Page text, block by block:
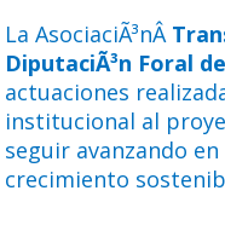
La AsociaciÃ³nÂ
DiputaciÃ³n Foral
actuaciones
institucional al
seguir avanzando
crecimiento